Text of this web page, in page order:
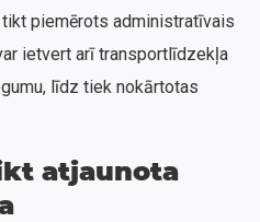
piemērots administratīvais
ietvert arī transportlīdzekļa
līdz tiek nokārtotas
atjaunota